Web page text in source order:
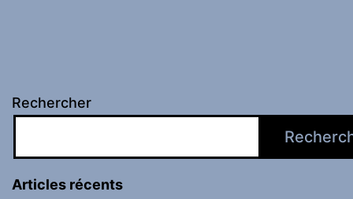
Rechercher
Articles récents